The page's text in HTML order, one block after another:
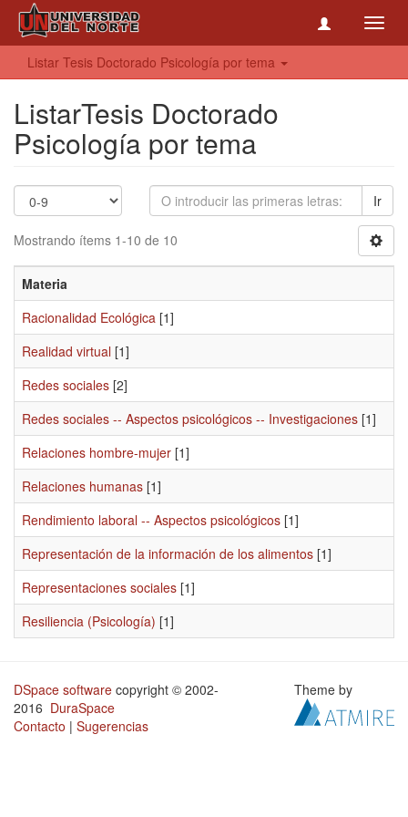
Listar Tesis Doctorado Psicología por tema
ListarTesis Doctorado
Psicología por tema
Ir
Mostrando ítems 1-10 de 10
Materia
Racionalidad Ecológica [1]
Realidad virtual [1]
Redes sociales [2]
Redes sociales -- Aspectos psicológicos -- Investigaciones [1]
Relaciones hombre-mujer [1]
Relaciones humanas [1]
Rendimiento laboral -- Aspectos psicológicos [1]
Representación de la información de los alimentos [1]
Representaciones sociales [1]
Resiliencia (Psicología) [1]
DSpace software copyright © 2002-
2016 DuraSpace
Contacto | Sugerencias
Theme by